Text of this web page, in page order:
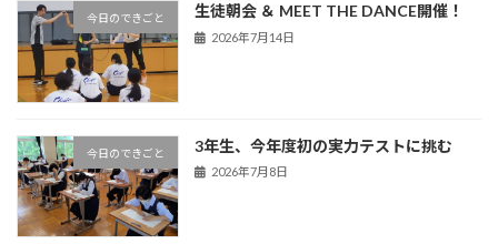
今日のできごと 生徒朝会 ＆ MEET THE DANCE開催！
2026年7月14日
今日のできごと 3年生、今年度初の実力テストに挑む
2026年7月8日